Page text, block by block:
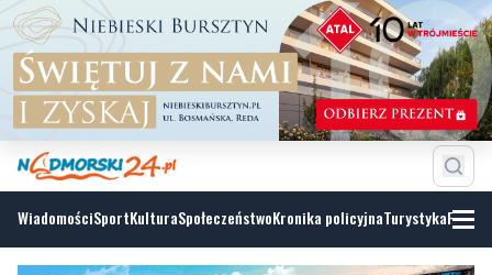
WiadomościSportKulturaSpołeczeństwoKronika policyjnaTurystyka